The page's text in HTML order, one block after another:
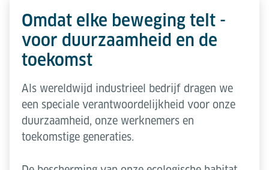
Omdat elke beweging telt -
voor duurzaamheid en de
toekomst
Als wereldwijd industrieel bedrijf dragen we
een speciale verantwoordelijkheid voor onze
duurzaamheid, onze werknemers en
toekomstige generaties.